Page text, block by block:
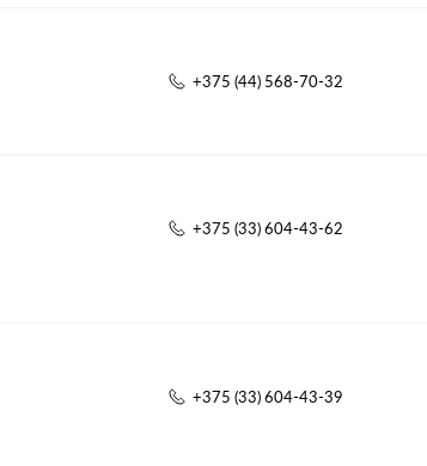
+375 (44) 568-70-32
+375 (33) 604-43-62
+375 (33) 604-43-39